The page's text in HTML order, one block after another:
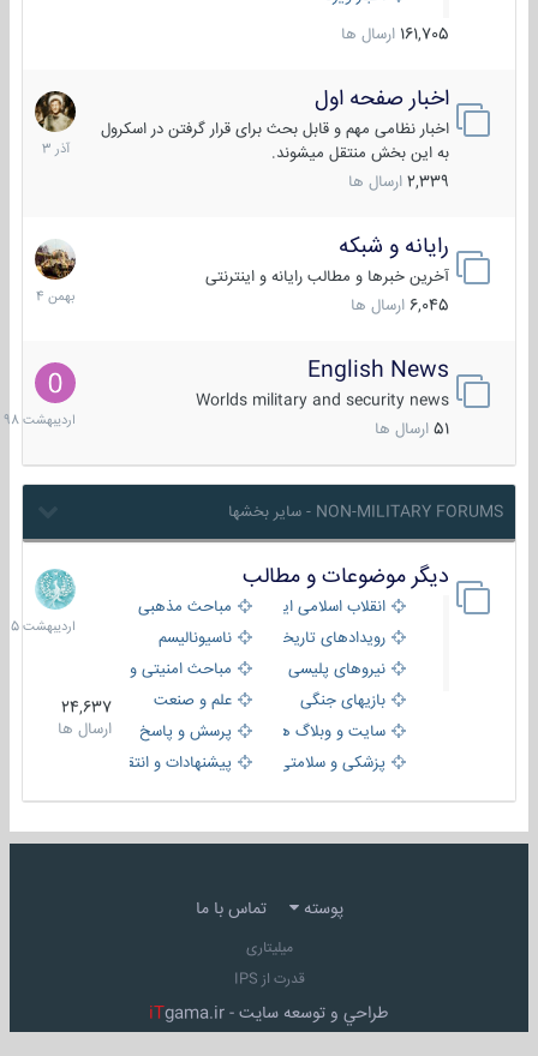
161,705 ارسال ها
اخبار صفحه اول
اخبار نظامی مهم و قابل بحث برای قرار گرفتن در اسکرول
به این بخش منتقل میشوند.
2,339 ارسال ها
7
آذر
1403
رایانه و شبکه
آخرین خبرها و مطالب رایانه و اینترنتی
6,045 ارسال ها
30
بهمن
1404
English News
Worlds military and security news
51 ارسال ها
10
1398
NON-MILITARY FORUMS - سایر بخشها
دیگر موضوعات و مطالب
انقلاب اسلامی ایران
مباحث مذهبی
رویدادهای تاریخی و مذهبیناسیونالیسم
نیروهای پلیسی
مباحث امنیتی و اطلاعاتی
بازیهای جنگی
علم و صنعت
سایت و وبلاگ ها
پرسش و پاسخ
پزشکی و سلامتی
پیشنهادات و انتقادات
24,637
ارسال ها
8
1405
پوسته تماس با ما
میلیتاری
قدرت از IPS
طراحي و توسعه سايت - iTgama.ir